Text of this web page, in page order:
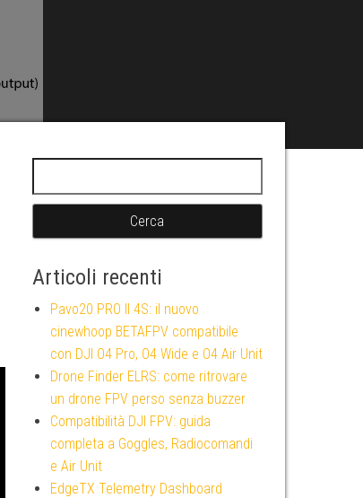
Articoli recenti
Pavo20 PRO II 4S: il nuovo
cinewhoop BETAFPV compatibile
con DJI O4 Pro, O4 Wide e O4 Air Unit
Drone Finder ELRS: come ritrovare
un drone FPV perso senza buzzer
Compatibilità DJI FPV: guida
completa a Goggles, Radiocomandi
e Air Unit
EdgeTX Telemetry Dashboard